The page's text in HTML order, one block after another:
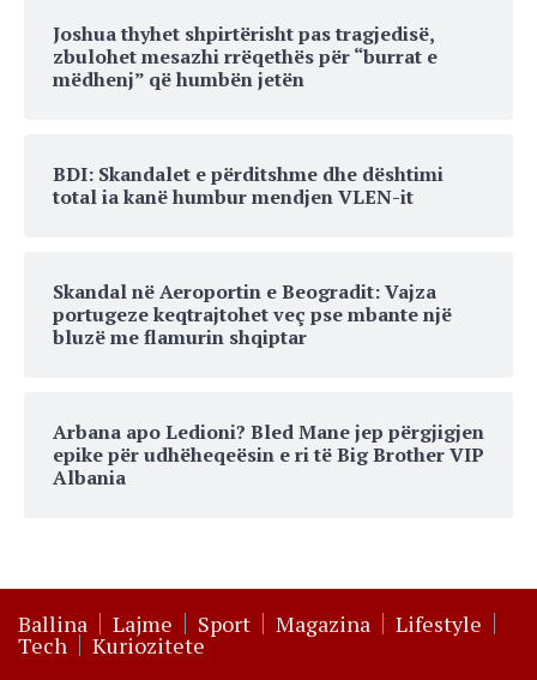
Joshua thyhet shpirtërisht pas tragjedisë,
zbulohet mesazhi rrëqethës për “burrat e
mëdhenj” që humbën jetën
BDI: Skandalet e përditshme dhe dështimi
total ia kanë humbur mendjen VLEN-it
Skandal në Aeroportin e Beogradit: Vajza
portugeze keqtrajtohet veç pse mbante një
bluzë me flamurin shqiptar
Arbana apo Ledioni? Bled Mane jep përgjigjen
epike për udhëheqeësin e ri të Big Brother VIP
Albania
Ballina Lajme Sport Magazina Lifestyle
Tech Kuriozitete